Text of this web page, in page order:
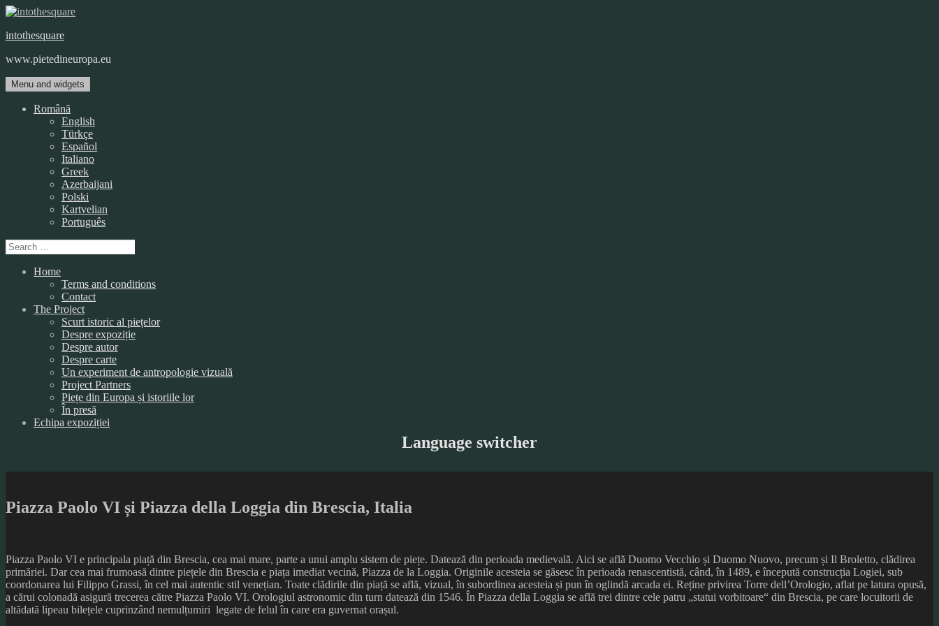
Skip
content
intothesquare
www.pietedineuropa.eu
Menu and widgets
Română
English
Türkçe
Español
Italiano
Greek
Azerbaijani
Polski
Kartvelian
Português
Search
for:
Home
Terms and conditions
Contact
The Project
Scurt istoric al piețelor
Despre expoziție
Despre autor
Despre carte
Un experiment de antropologie vizuală
Project Partners
Piețe din Europa și istoriile lor
În presă
Echipa expoziției
Language switcher
Piazza Paolo VI și Piazza della Loggia din Brescia, Italia
Piazza Paolo VI e principala piață din Brescia, cea mai mare, parte a unui amplu sistem de piețe. Datează din perioada medievală. Aici se află Duomo Vecchio și Duomo Nuovo, precum și Il Broletto, clădirea
primăriei. Dar cea mai frumoasă dintre piețele din Brescia e piața imediat vecină, Piazza de la Loggia. Originile acesteia se găsesc în perioada renascentistă, când, în 1489, e începută construcția Logiei, sub
coordonarea lui Filippo Grassi, în cel mai autentic stil venețian. Toate clădirile din piață se află, vizual, în subordinea acesteia și pun în oglindă arcada ei. Reține privirea Torre dell’Orologio, aflat pe latura opusă,
a cărui colonadă asigură trecerea către Piazza Paolo VI. Orologiul astronomic din turn datează din 1546. În Piazza della Loggia se află trei dintre cele patru „statui vorbitoare“ din Brescia, pe care locuitorii de
altădată lipeau bilețele cuprinzând nemulțumiri legate de felul în care era guvernat orașul.